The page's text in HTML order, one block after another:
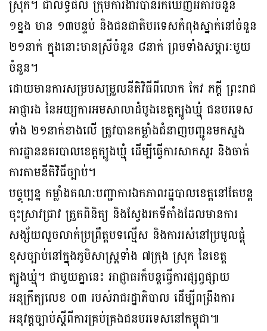
ស្រុក។ ជាលទ្ធផល ក្រុមការងារបានរកឃើញអគារចំនួន
១ខ្នង មាន ១៣បន្ទប់ និងជនជាតិបរទេសកំពុងស្នាក់នៅចំនួន
២១នាក់ ក្នុងនោះមានស្រីចំនួន ៨នាក់ ព្រមទាំងសម្ភារៈមួយ
ចំនួន។
ដោយមានការសម្របសម្រួលនីតិវិធីពីលោក កែវ ភក្តី ព្រះរាជ
អាជ្ញារង នៃអយ្យការអមសាលាដំបូងខេត្តត្បូងឃ្មុំ ជនបរទេស
ទាំង ២១នាក់ខាងលើ ត្រូវបានកម្លាំងជំនាញបញ្ជូនមកស្នង
ការដ្ឋាននគរបាលខេត្តត្បូងឃ្មុំ ដើម្បីធ្វើការសាកសួរ និងចាត់
ការតាមនីតិវិធីច្បាប់។
បច្ចុប្បន្ន កម្លាំងគណៈបញ្ជាការឯកភាពរដ្ឋបាលខេត្តនៅតែបន្ត
ចុះស្រាវជ្រាវ ត្រួតពិនិត្យ និងស្វែងរកទីតាំងដែលមានការ
សង្ស័យលួចលាក់ប្រព្រឹត្តបទល្មើស និងការរស់នៅប្រមូលផ្តុំ
ខុសច្បាប់នៅក្នុងភូមិសាស្ត្រទាំង ៧ក្រុង ស្រុក នៃខេត្ត
ត្បូងឃ្មុំ។ ជាមួយគ្នានេះ អាជ្ញាធរក៏បន្តធ្វើការផ្សព្វផ្សាយ
អនុក្រឹត្យលេខ ០៣ របស់រាជរដ្ឋាភិបាល ដើម្បីពង្រឹងការ
អនុវត្តច្បាប់ស្តីពីការគ្រប់គ្រងជនបរទេសនៅកម្ពុជា៕